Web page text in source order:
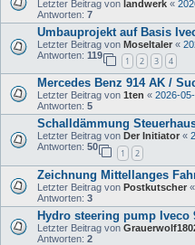
Letzter Beitrag von landwerk «
Antworten: 7
Umbauprojekt auf Basis
Letzter Beitrag von Moseltaler «
Antworten: 119
1 2 3 4
Mercedes Benz 914 AK /
Letzter Beitrag von 1ten « 2026-
Antworten: 5
Schalldämmung
Letzter Beitrag von Der Initiator «
Antworten: 50
1 2
Zeichnung Mittellanges
Letzter Beitrag von Postkutscher «
Antworten: 3
Hydro steering pump Iveco
Letzter Beitrag von
Antworten: 2